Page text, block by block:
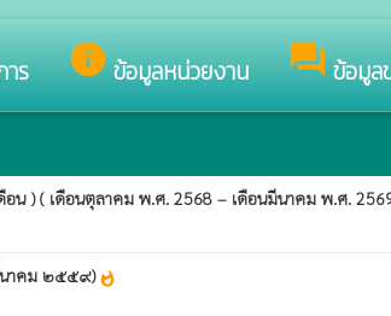
ร infoข้อมูลหน่วยงาน forumข้อมูล
รบริหารส่วนตำบลน้ำจืดน้อย
อน ) ( เดือนตุลาคม พ.ศ. 2568 – เดือนมีนาคม พ.ศ.
นาคม ๒๕๕๙)whatshot